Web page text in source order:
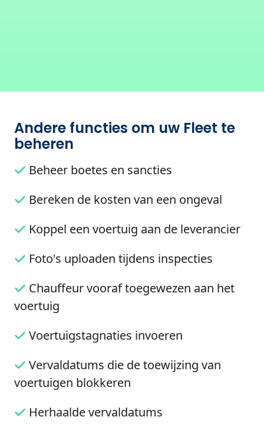
Andere functies om uw Fleet te
beheren
Beheer boetes en sancties
Bereken de kosten van een ongeval
Koppel een voertuig aan de leverancier
Foto's uploaden tijdens inspecties
Chauffeur vooraf toegewezen aan het
voertuig
Voertuigstagnaties invoeren
Vervaldatums die de toewijzing van
voertuigen blokkeren
Herhaalde vervaldatums